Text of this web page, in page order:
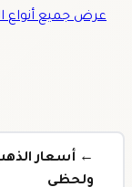
عرض جميع أنواع
← أسعار
ولحظي